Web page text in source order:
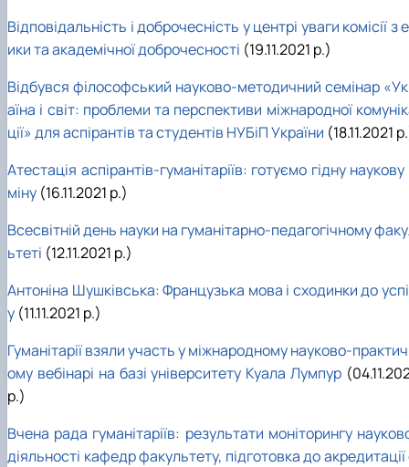
Відповідальність і доброчесність у центрі уваги комісії з
ики та академічної доброчесності (19.11.2021 р.)
Відбувся філософський науково-методичний семінар
аїна і світ: проблеми та перспективи міжнародної
ції» для аспірантів та студентів НУБіП України (18.11.2021
Атестація аспірантів-гуманітаріїв: готуємо гідну наукову
міну (16.11.2021 р.)
Всесвітній день науки на гуманітарно-педагогічному
ьтеті (12.11.2021 р.)
Антоніна Шушківська: Французька мова і сходинки до
у (11.11.2021 р.)
Гуманітарії взяли участь у міжнародному науково-
ому вебінарі на базі університету Куала Лумпур
р.)
Вчена рада гуманітаріїв: результати моніторингу
діяльності кафедр факультету, підготовка до акредитації